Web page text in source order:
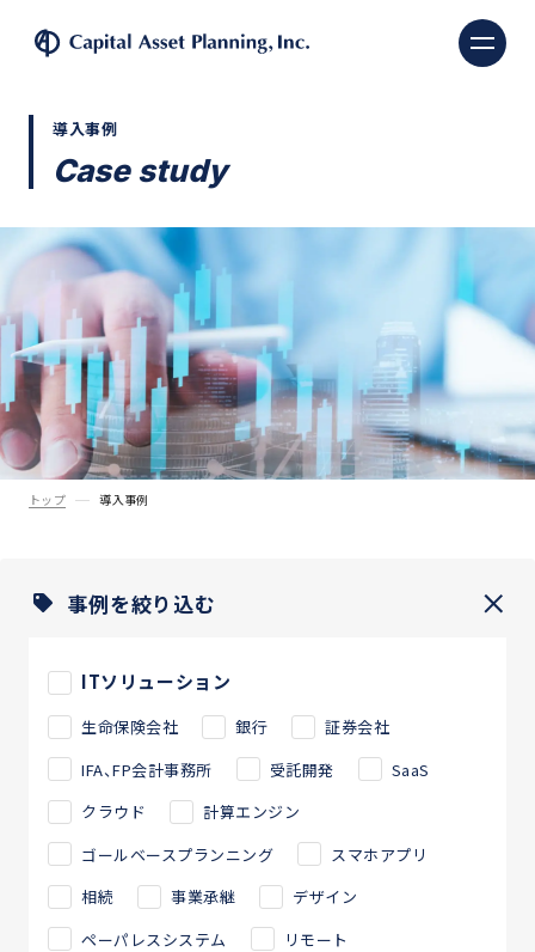
株式会社キャピタル・
導入事例
Case study
トップ 導入事例
事例を絞り込む
ITソリューション
生命保険会社 銀行
証券会社
IFA、FP会計事務所
受託開発
SaaS
クラウド
計算エンジン
ゴールベースプランニング
スマホアプリ
相続
事業承継
デザイン
ペーパレスシステム
リモート